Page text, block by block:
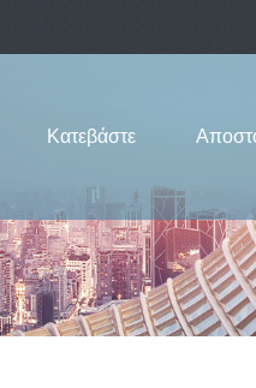
Κατεβάστε